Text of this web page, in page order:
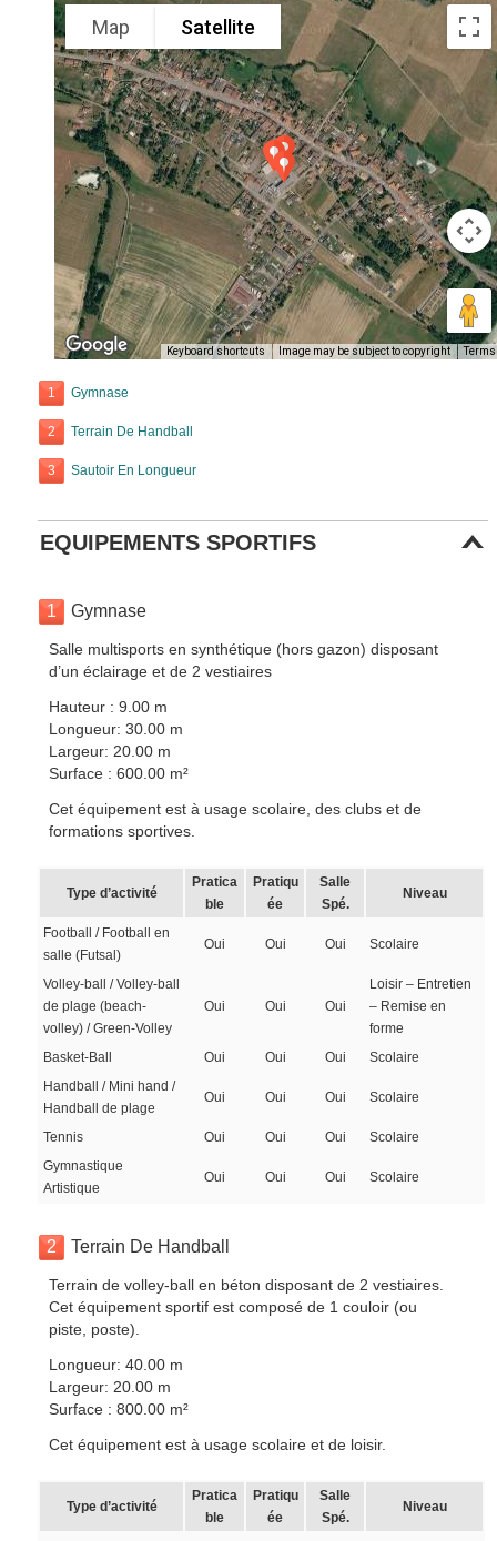
Map Satellite
Keyboard shortcuts Image may be subject to copyright Terms
1 Gymnase
2 Terrain De Handball
3 Sautoir En Longueur
EQUIPEMENTS SPORTIFS
1 Gymnase
Salle multisports en synthétique (hors gazon) disposant
d’un éclairage et de 2 vestiaires
Hauteur : 9.00 m
Longueur: 30.00 m
Largeur: 20.00 m
Surface : 600.00 m²
Cet équipement est à usage scolaire, des clubs et de
formations sportives.
Type d’activité
Pratica
ble
Pratiqu
ée
Salle
Spé.
Niveau
Football / Football en
salle (Futsal)
Oui Oui Oui Scolaire
Volley-ball / Volley-ball
de plage (beach-
volley) / Green-Volley
Oui Oui Oui
Loisir – Entretien
– Remise en
forme
Basket-Ball
Oui Oui Oui
Scolaire
Handball / Mini hand /
Handball de plage
Oui Oui Oui Scolaire
Tennis Oui Oui Oui
Scolaire
Gymnastique
Artistique
Oui Oui Oui Scolaire
2 Terrain De Handball
Terrain de volley-ball en béton disposant de 2 vestiaires.
Cet équipement sportif est composé de 1 couloir (ou
piste, poste).
Longueur: 40.00 m
Largeur: 20.00 m
Surface : 800.00 m²
Cet équipement est à usage scolaire et de loisir.
Type d’activité
Pratica
ble
Pratiqu
ée
Salle
Spé.
Niveau